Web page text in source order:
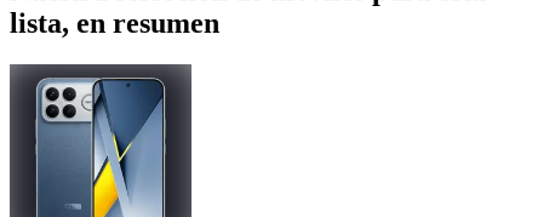
lista, en resumen